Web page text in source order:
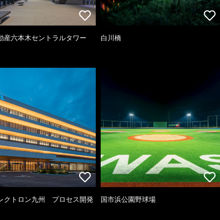
産六本木セントラルタワー 白川橋
クトロン九州 プロセス開発 国市浜公園野球場